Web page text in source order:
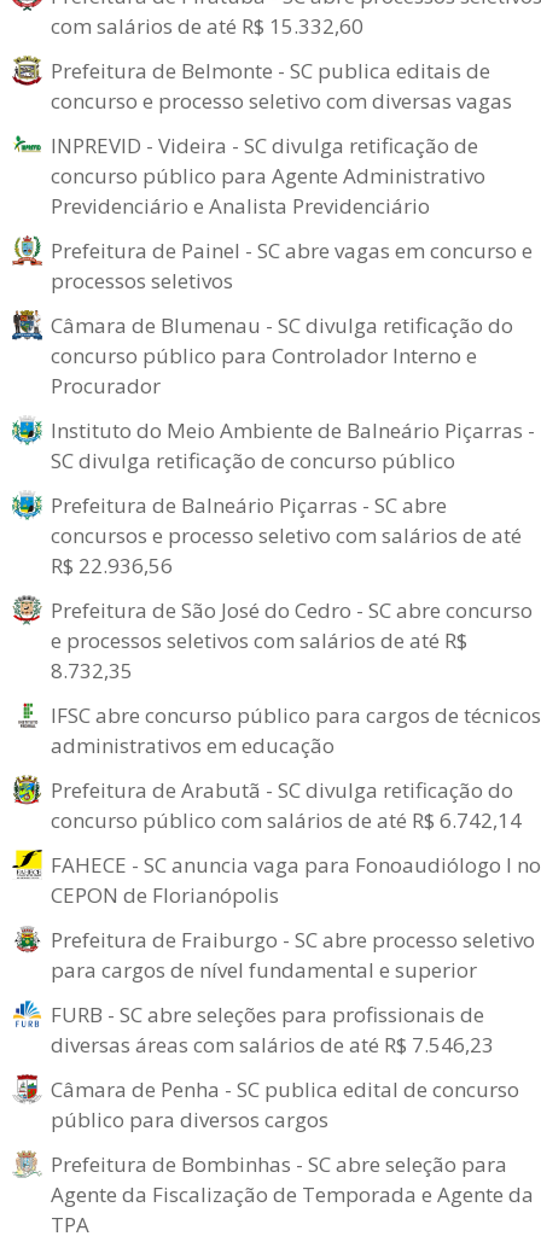
com salários de até R$ 15.332,60
Prefeitura de Belmonte - SC publica editais de
concurso e processo seletivo com diversas vagas
INPREVID - Videira - SC divulga retificação de
concurso público para Agente Administrativo
Previdenciário e Analista Previdenciário
Prefeitura de Painel - SC abre vagas em concurso e
processos seletivos
Câmara de Blumenau - SC divulga retificação do
concurso público para Controlador Interno e
Procurador
Instituto do Meio Ambiente de Balneário Piçarras -
SC divulga retificação de concurso público
Prefeitura de Balneário Piçarras - SC abre
concursos e processo seletivo com salários de até
R$ 22.936,56
Prefeitura de São José do Cedro - SC abre concurso
e processos seletivos com salários de até R$
8.732,35
IFSC abre concurso público para cargos de técnicos
administrativos em educação
Prefeitura de Arabutã - SC divulga retificação do
concurso público com salários de até R$ 6.742,14
FAHECE - SC anuncia vaga para Fonoaudiólogo I no
CEPON de Florianópolis
Prefeitura de Fraiburgo - SC abre processo seletivo
para cargos de nível fundamental e superior
FURB - SC abre seleções para profissionais de
diversas áreas com salários de até R$ 7.546,23
Câmara de Penha - SC publica edital de concurso
público para diversos cargos
Prefeitura de Bombinhas - SC abre seleção para
Agente da Fiscalização de Temporada e Agente da
TPA